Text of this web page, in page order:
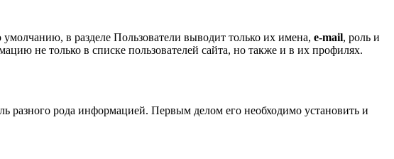
в разделе Пользователи выводит только их имена, e-mail, роль и
не только в списке пользователей сайта, но также и в их профилях.
разного рода информацией. Первым делом его необходимо установить и